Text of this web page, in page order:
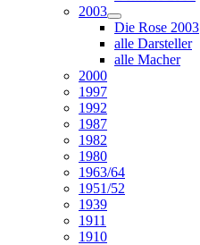
2003
Die Rose 2003
alle Darsteller
alle Macher
2000
1997
1992
1987
1982
1980
1963/64
1951/52
1939
1911
1910